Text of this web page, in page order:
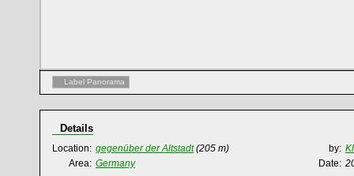
Label Panorama
Details
Location: gegenüber der Altstadt (205 m) by:
Area: Germany Date: